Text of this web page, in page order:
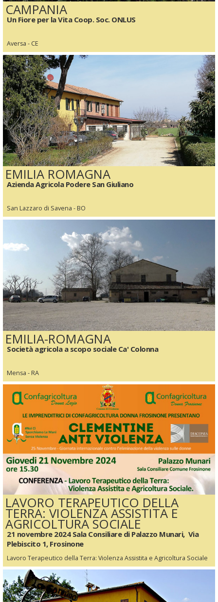
CAMPANIA
Un Fiore per la Vita Coop. Soc. ONLUS
Aversa - CE
EMILIA ROMAGNA
Azienda Agricola Podere San Giuliano
San Lazzaro di Savena - BO
EMILIA-ROMAGNA
Società agricola a scopo sociale Ca' Colonna
Mensa - RA
LAVORO TERAPEUTICO DELLA
TERRA: VIOLENZA ASSISTITA E
AGRICOLTURA SOCIALE
21 novembre 2024 Sala Consiliare di Palazzo Munari, Via
Plebiscito 1, Frosinone
Lavoro Terapeutico della Terra: Violenza Assistita e Agricoltura Sociale